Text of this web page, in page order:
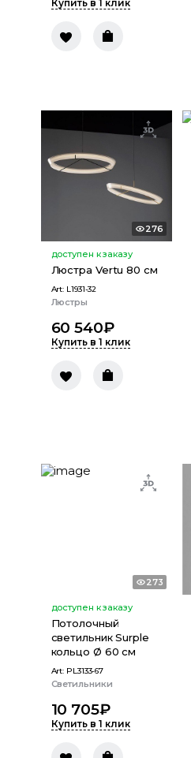
Купить в 1 клик
276
доступен к заказу
Люстра Vertu 80 см
Art: L1931-32
Люстры
60 540₽
Купить в 1 клик
273
доступен к заказу
Потолочный
светильник Surple
кольцо Ø 60 см
Art: PL3133-67
Светильники
10 705₽
Купить в 1 клик